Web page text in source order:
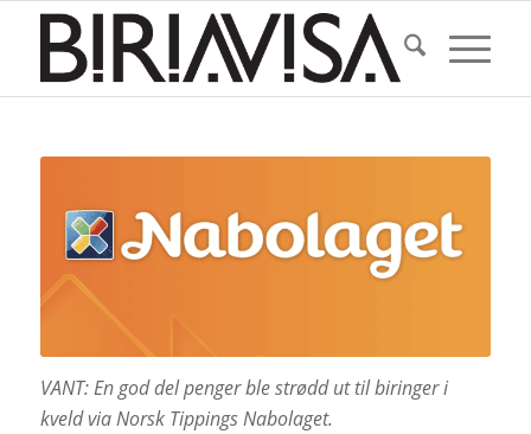
VANT: En god del penger ble strødd ut til biringer i
kveld via Norsk Tippings Nabolaget.